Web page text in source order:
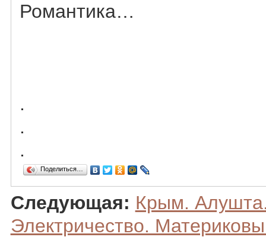
Романтика…
.
.
.
Поделиться…
Следующая: Крым.
Электричество.